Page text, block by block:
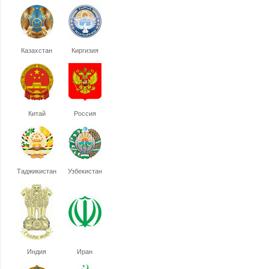
Казахстан Киргизия
Китай Россия
Таджикистан Узбекистан
Индия Иран